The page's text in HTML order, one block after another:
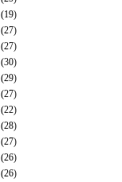
(19)
(27)
(27)
(30)
(29)
(27)
(22)
(28)
(27)
(26)
(26)